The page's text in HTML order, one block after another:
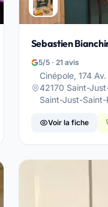
Sebastien
5/5 · 21 avis
Cinépole, 174
42170 Saint-
Saint-Just-Saint-
Voir la fiche